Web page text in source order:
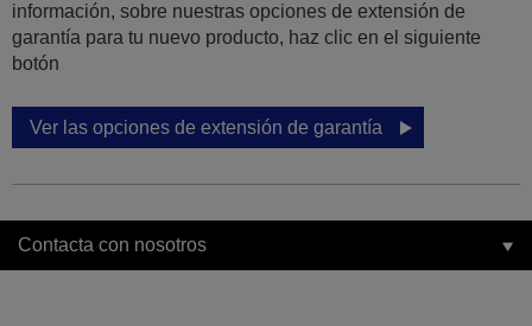
información, sobre nuestras opciones de extensión de
garantía para tu nuevo producto, haz clic en el siguiente
botón
Ver las opciones de extensión de garantía
Contacta con nosotros